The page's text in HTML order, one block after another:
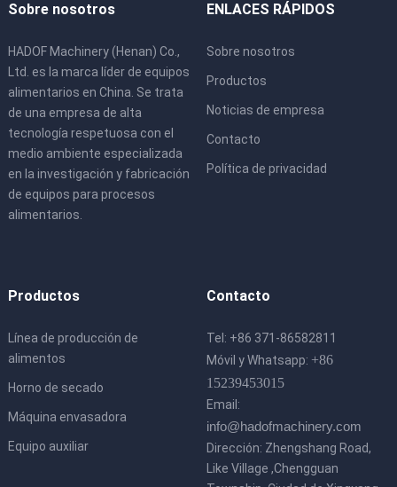
Sobre nosotros
HADOF Machinery (Henan) Co.,
Ltd. es la marca líder de equipos
alimentarios en China. Se trata
de una empresa de alta
tecnología respetuosa con el
medio ambiente especializada
en la investigación y fabricación
de equipos para procesos
alimentarios.
ENLACES RÁPIDOS
Sobre nosotros
Productos
Noticias de empresa
Contacto
Política de privacidad
Productos
Línea de producción de
alimentos
Horno de secado
Máquina envasadora
Equipo auxiliar
Contacto
Tel: +86 371-86582811
Móvil y Whatsapp: +86
15239453015
Email:
info@hadofmachinery.com
Dirección: Zhengshang Road,
Like Village ,Chengguan